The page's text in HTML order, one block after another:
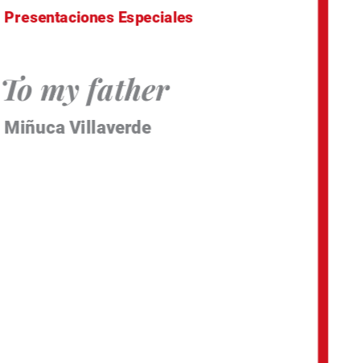
Presentaciones Especiales
To my father
Miñuca Villaverde